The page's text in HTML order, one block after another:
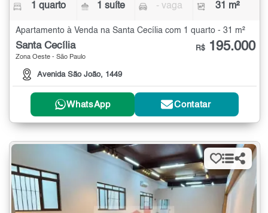
1 quarto 1 suíte - vaga 31 m²
Apartamento à Venda na Santa Cecília com 1 quarto - 31 m²
Santa Cecília
Zona Oeste - São Paulo
Avenida São João, 1449
R$ 195.000
WhatsApp Contatar